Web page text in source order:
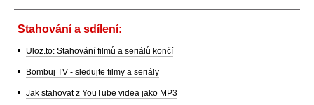
Stahování a sdílení:
Uloz.to: Stahování filmů a seriálů končí
Bombuj TV - sledujte filmy a seriály
Jak stahovat z YouTube videa jako MP3